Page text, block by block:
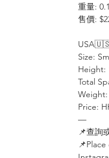
重量:
售價:
Size:
Height:
Total
Weight:
Price:
—
📌查詢